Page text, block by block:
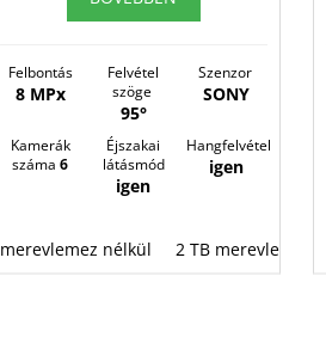
4 TB merevlemez 8 TB merevlemez
Felbontás
8 MPx
Felvétel
szöge
95°
Szenzor
SONY
Kamerák
száma6
Éjszakai
látásmód
igen
Hangfelvétel
igen
merevlemez nélkül 2 TB merevlemez